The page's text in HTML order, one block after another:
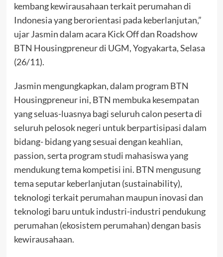
kembang kewirausahaan terkait perumahan di
Indonesia yang berorientasi pada keberlanjutan,”
ujar Jasmin dalam acara Kick Off dan Roadshow
BTN Housingpreneur di UGM, Yogyakarta, Selasa
(26/11).
Jasmin mengungkapkan, dalam program BTN
Housingpreneur ini, BTN membuka kesempatan
yang seluas-luasnya bagi seluruh calon peserta di
seluruh pelosok negeri untuk berpartisipasi dalam
bidang- bidang yang sesuai dengan keahlian,
passion, serta program studi mahasiswa yang
mendukung tema kompetisi ini. BTN mengusung
tema seputar keberlanjutan (sustainability),
teknologi terkait perumahan maupun inovasi dan
teknologi baru untuk industri-industri pendukung
perumahan (ekosistem perumahan) dengan basis
kewirausahaan.